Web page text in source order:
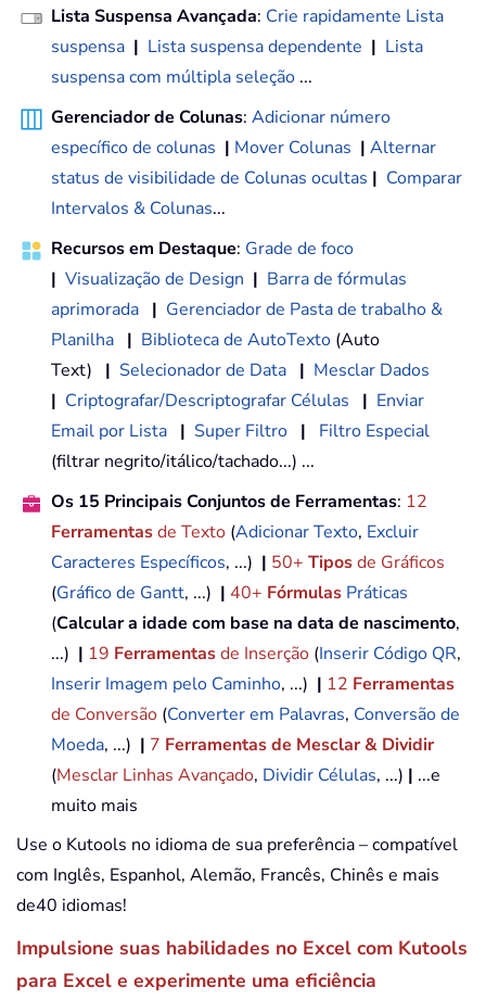
Lista Suspensa Avançada: Crie rapidamente Lista
suspensa | Lista suspensa dependente | Lista
suspensa com múltipla seleção ...
Gerenciador de Colunas: Adicionar número
específico de colunas | Mover Colunas | Alternar
status de visibilidade de Colunas ocultas | Comparar
Intervalos & Colunas...
Recursos em Destaque: Grade de foco
| Visualização de Design | Barra de fórmulas
aprimorada | Gerenciador de Pasta de trabalho &
Planilha | Biblioteca de AutoTexto (Auto
Text) | Selecionador de Data | Mesclar Dados
| Criptografar/Descriptografar Células | Enviar
Email por Lista | Super Filtro |
Filtro Especial
(filtrar negrito/itálico/tachado...) ...
Os 15 Principais Conjuntos de Ferramentas: 12
Ferramentasde Texto (Adicionar Texto, Excluir
Caracteres Específicos, ...) | 50+ Tiposde Gráficos
(Gráfico de Gantt, ...) | 40+ Fórmulas Práticas
(Calcular a idade com base na data de nascimento,
...) | 19 Ferramentasde Inserção (Inserir Código QR,
Inserir Imagem pelo Caminho, ...) | 12 Ferramentas
de Conversão (Converter em Palavras, Conversão de
Moeda, ...) | 7 Ferramentas de Mesclar & Dividir
(Mesclar Linhas Avançado, Dividir Células, ...) | ...e
muito mais
Use o Kutools no idioma de sua preferência – compatível
com Inglês, Espanhol, Alemão, Francês, Chinês e mais
de40 idiomas!
Impulsione suas habilidades no Excel com Kutools
para Excel e experimente uma eficiência